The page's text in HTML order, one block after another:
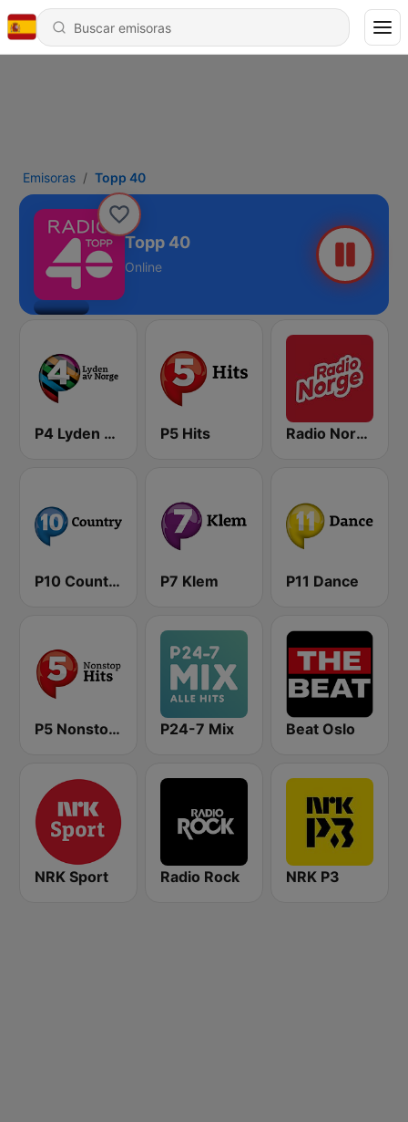
Emisoras Topp 40
Topp 40
Online
P4 Lyden av Norge P5 Hits Radio Norge
P10 Country P7 Klem P11 Dance
P5 Nonstop Hits P24-7 Mix Beat Oslo
NRK Sport Radio Rock NRK P3